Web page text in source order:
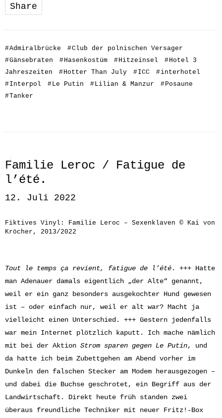
Share
#Admiralbrücke #Club der polnischen Versager
#Gänsebraten #Hasenkostüm #Hitzeinsel #Hotel 3
Jahreszeiten
#Hotter Than July #ICC #interhotel
#Interpol #Le Putin #Lilian & Manzur #Posaune
#Tanker
Familie Leroc / Fatigue de
l’été.
12. Juli 2022
Fiktives Vinyl: Familie Leroc – Sexenklaven © Kai von
Kröcher, 2013/2022
Tout le temps ça revient, fatigue de l’été. +++ Hatte
man Adenauer damals eigentlich „der Alte“ genannt,
weil er ein ganz besonders ausgekochter Hund gewesen
ist – oder einfach nur, weil er alt war? Macht ja
vielleicht einen Unterschied. +++ Gestern jedenfalls
war mein Internet plötzlich kaputt. Ich mache nämlich
mit bei der Aktion Strom sparen gegen Le Putin, und
da hatte ich beim Zubettgehen am Abend vorher im
Dunkeln den falschen Stecker am Modem herausgezogen –
und dabei die Buchse geschrotet, ein Begriff aus der
Landwirtschaft. Direkt heute früh standen zwei
überaus freundliche Techniker mit neuer Fritz!-Box